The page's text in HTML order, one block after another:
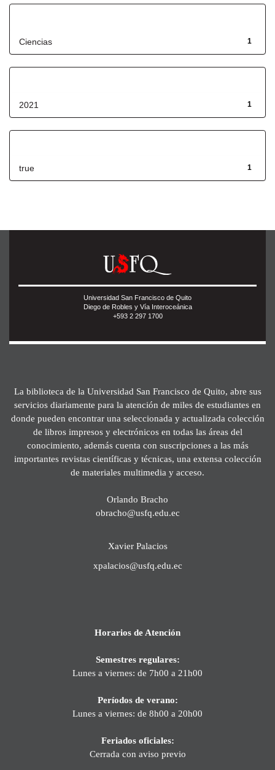
1
Ciencias
1
2021
1
true
Universidad San Francisco de Quito
Diego de Robles y Vía Interoceánica
+593 2 297 1700
La biblioteca de la Universidad San Francisco de Quito, abre sus
servicios diariamente para la atención de miles de estudiantes en
donde pueden encontrar una seleccionada y actualizada colección
de libros impresos y electrónicos en todas las áreas del
conocimiento, además cuenta con suscripciones a las más
importantes revistas científicas y técnicas, una extensa colección
de materiales multimedia y acceso.
Orlando Bracho
obracho@usfq.edu.ec
Xavier Palacios
xpalacios@usfq.edu.ec
Horarios de Atención
Semestres regulares:
Lunes a viernes: de 7h00 a 21h00
Períodos de verano:
Lunes a viernes: de 8h00 a 20h00
Feriados oficiales:
Cerrada con aviso previo